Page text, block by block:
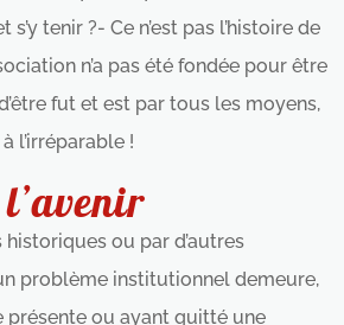
tenir ?- Ce n’est pas l’histoire de
n’a pas été fondée pour être
fut et est par tous les moyens,
l’irréparable !
ou par d’autres
problème institutionnel demeure,
présente ou ayant quitté une